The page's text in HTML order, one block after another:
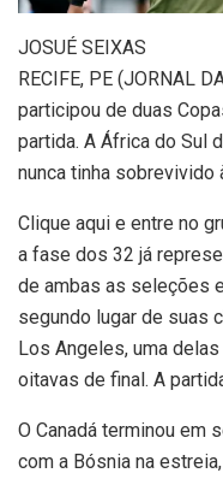
JOSUÉ SEIXAS
RECIFE, PE (JORNAL
participou de duas
partida. A África do Sul
nunca tinha sobrevivido
Clique aqui e entre no
a fase dos 32 já
de ambas as seleções
segundo lugar de suas
Los Angeles, uma
oitavas de final. A
O Canadá terminou em
com a Bósnia na